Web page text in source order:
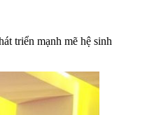
triển mạnh mẽ hệ sinh